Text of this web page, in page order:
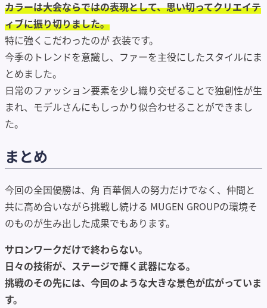
カラーは大会ならではの表現として、思い切ってクリエイテ
ィブに振り切りました。
特に強くこだわったのが 衣装です。
今季のトレンドを意識し、ファーを主役にしたスタイルにま
とめました。
日常のファッション要素を少し織り交ぜることで独創性が生
まれ、モデルさんにもしっかり似合わせることができまし
た。
まとめ
今回の全国優勝は、角 百華個人の努力だけでなく、仲間と
共に高め合いながら挑戦し続ける MUGEN GROUPの環境そ
のものが生み出した成果でもあります。
サロンワークだけで終わらない。
日々の技術が、ステージで輝く武器になる。
挑戦のその先には、今回のような大きな景色が広がっていま
す。